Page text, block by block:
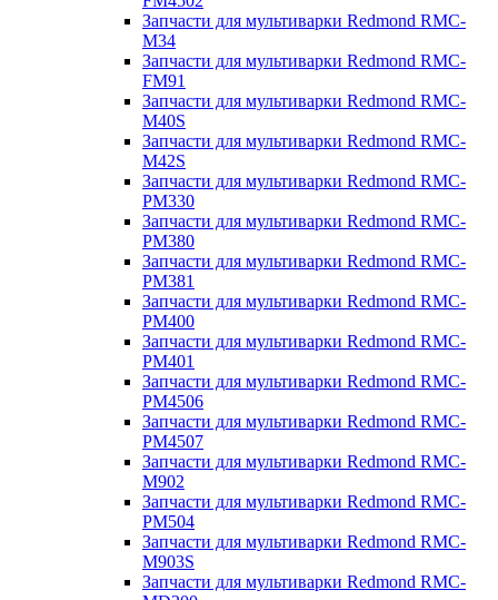
Запчасти для мультиварки Redmond RMC-
M34
Запчасти для мультиварки Redmond RMC-
FM91
Запчасти для мультиварки Redmond RMC-
M40S
Запчасти для мультиварки Redmond RMC-
M42S
Запчасти для мультиварки Redmond RMC-
PM330
Запчасти для мультиварки Redmond RMC-
PM380
Запчасти для мультиварки Redmond RMC-
PM381
Запчасти для мультиварки Redmond RMC-
PM400
Запчасти для мультиварки Redmond RMC-
PM401
Запчасти для мультиварки Redmond RMC-
PM4506
Запчасти для мультиварки Redmond RMC-
PM4507
Запчасти для мультиварки Redmond RMC-
M902
Запчасти для мультиварки Redmond RMC-
PM504
Запчасти для мультиварки Redmond RMC-
M903S
Запчасти для мультиварки Redmond RMC-